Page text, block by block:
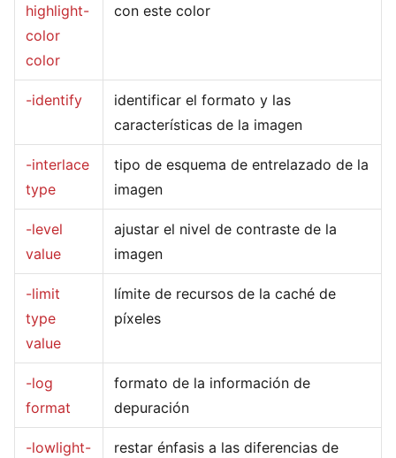
highlight-
color
color
con este color
-identify
identificar el formato y las
características de la imagen
-interlace
type
tipo de esquema de entrelazado de la
imagen
-level
value
ajustar el nivel de contraste de la
imagen
-limit
type
value
límite de recursos de la caché de
píxeles
-log
format
formato de la información de
depuración
-lowlight- restar énfasis a las diferencias de